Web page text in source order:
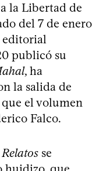
la Libertad de
del 7 de enero
editorial
publicó su
, ha
la salida de
el volumen
Falco.
Relatos se